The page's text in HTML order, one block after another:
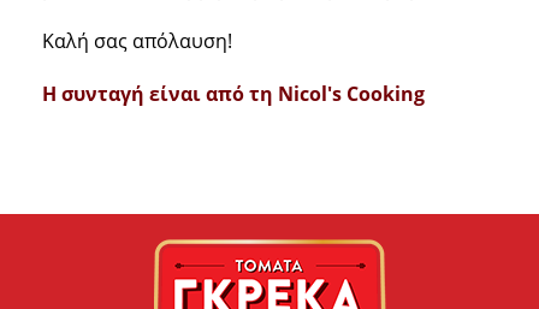
Καλή σας απόλαυση!
Η συνταγή είναι από τη Nicol's Cooking